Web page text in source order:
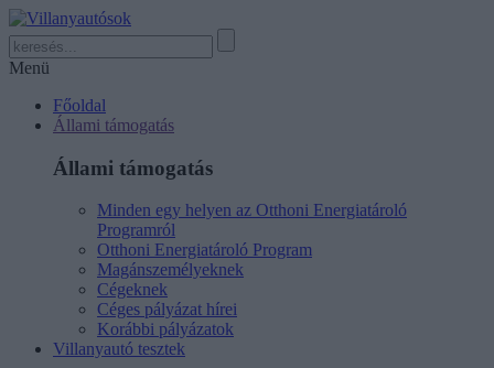
Menü
Főoldal
Állami támogatás
Állami támogatás
Minden egy helyen az Otthoni Energiatároló
Programról
Otthoni Energiatároló Program
Magánszemélyeknek
Cégeknek
Céges pályázat hírei
Korábbi pályázatok
Villanyautó tesztek